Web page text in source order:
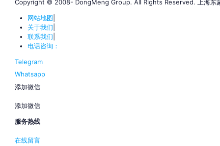
Copyright © 2008- DongMeng Group. All Rights Reserved. 上海东
网站地图
关于我们
联系我们
电话咨询：
Telegram
Whatsapp
添加微信
添加微信
服务热线
在线留言